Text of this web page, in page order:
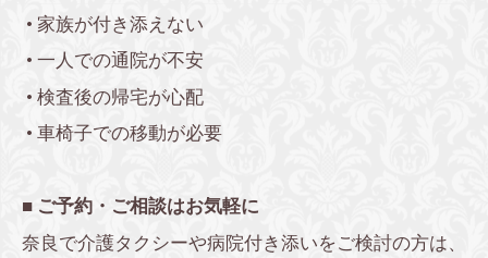
• 家族が付き添えない
• 一人での通院が不安
• 検査後の帰宅が心配
• 車椅子での移動が必要
■ ご予約・ご相談はお気軽に
奈良で介護タクシーや病院付き添いをご検討の方は、